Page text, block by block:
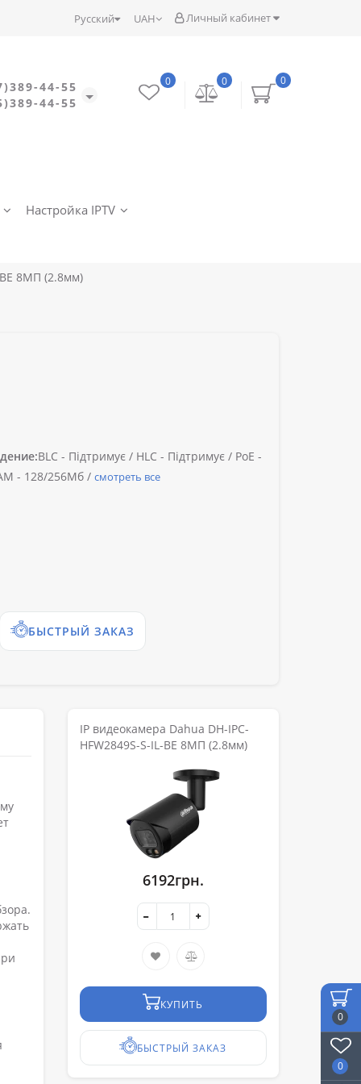
0
0
Личный кабинет
UAH
Русский
44-55
44-55
0
0
0
Настройка IPTV
BE 8МП (2.8мм)
BLC - Підтримує / HLC - Підтримує / PoE -
- 128/256Мб / смотреть все
БЫСТРЫЙ ЗАКАЗ
IP видеокамера Dahua DH-IPC-
HFW2849S-S-IL-BE 8МП (2.8мм)
6192грн.
КУПИТЬ
БЫСТРЫЙ ЗАКАЗ